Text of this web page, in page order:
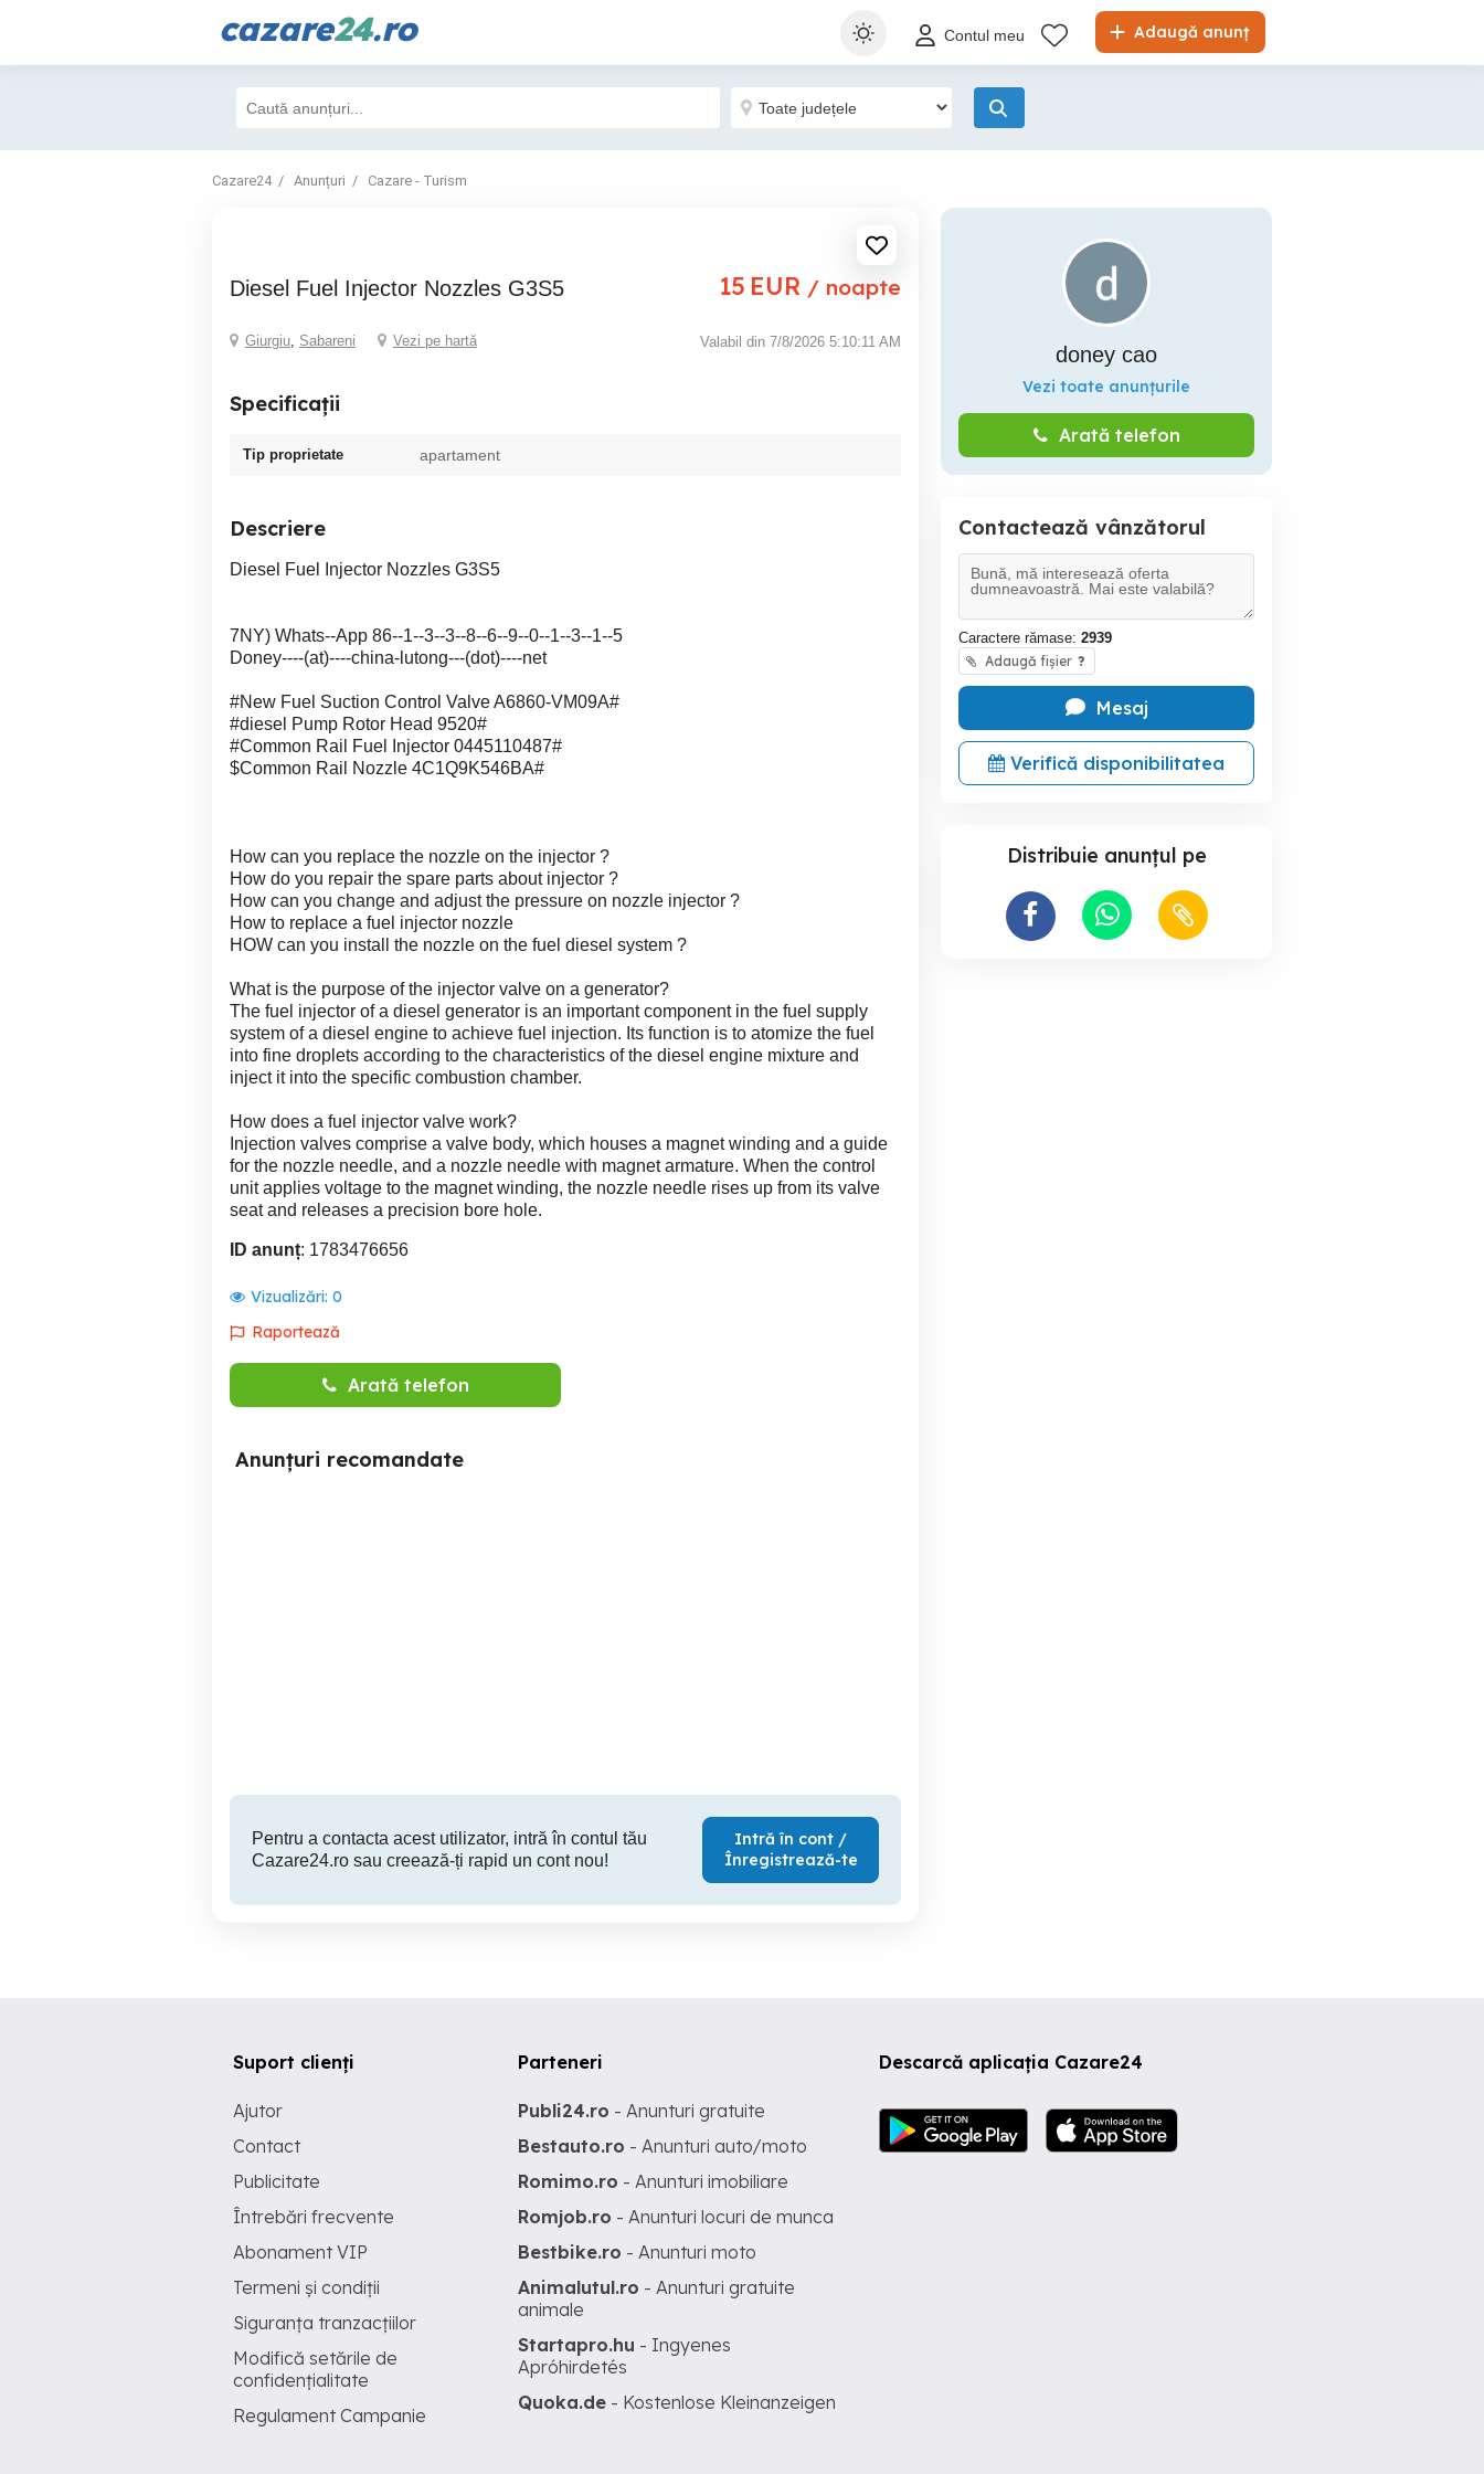
cazare24.ro Adaugă anunț
Contul meu
Cazare24 Anunțuri Cazare - Turism
Diesel Fuel Injector Nozzles G3S5 15 EUR / noapte
Giurgiu, Sabareni Vezi pe hartă Valabil din 7/8/2026 5:10:11 AM
Specificații
Tip proprietate apartament
Descriere
Diesel Fuel Injector Nozzles G3S5
7NY) Whats--App 86--1--3--3--8--6--9--0--1--3--1--5
Doney----(at)----china-lutong---(dot)----net
#New Fuel Suction Control Valve A6860-VM09A#
#diesel Pump Rotor Head 9520#
#Common Rail Fuel Injector 0445110487#
$Common Rail Nozzle 4C1Q9K546BA#
How can you replace the nozzle on the injector ?
How do you repair the spare parts about injector ?
How can you change and adjust the pressure on nozzle injector ?
How to replace a fuel injector nozzle
HOW can you install the nozzle on the fuel diesel system ?
What is the purpose of the injector valve on a generator?
The fuel injector of a diesel generator is an important component in the fuel supply
system of a diesel engine to achieve fuel injection. Its function is to atomize the fuel
into fine droplets according to the characteristics of the diesel engine mixture and
inject it into the specific combustion chamber.
How does a fuel injector valve work?
Injection valves comprise a valve body, which houses a magnet winding and a guide
for the nozzle needle, and a nozzle needle with magnet armature. When the control
unit applies voltage to the magnet winding, the nozzle needle rises up from its valve
seat and releases a precision bore hole.
ID anunț: 1783476656
Vizualizări: 0
Raportează
Arată telefon
Anunțuri recomandate
Pentru a contacta acest utilizator, intră în contul tău
Cazare24.ro sau creează-ți rapid un cont nou!
Intră în cont /
Înregistrează-te
doney cao
Vezi toate anunțurile
Arată telefon
Contactează vânzătorul
Caractere rămase: 2939
Adaugă fișier ?
Mesaj
Verifică disponibilitatea
Distribuie anunțul pe
Descarcă aplicația Cazare24
Suport clienți
Ajutor
Contact
Publicitate
Întrebări frecvente
Abonament VIP
Termeni și condiții
Siguranța tranzacțiilor
Modifică setările de
confidențialitate
Regulament Campanie
Parteneri
Publi24.ro - Anunturi gratuite
Bestauto.ro - Anunturi auto/moto
Romimo.ro - Anunturi imobiliare
Romjob.ro - Anunturi locuri de munca
Bestbike.ro - Anunturi moto
Animalutul.ro - Anunturi gratuite
animale
Startapro.hu - Ingyenes
Apróhirdetés
Quoka.de - Kostenlose Kleinanzeigen